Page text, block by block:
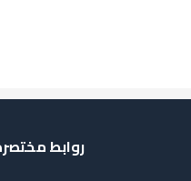
روابط